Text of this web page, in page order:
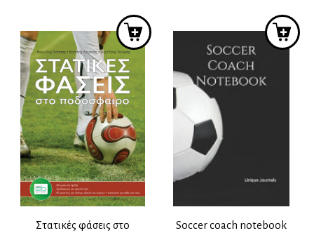
25,55 €.
τιμή
είναι:
23,00 €.
was:
30,00 €.
τιμή
είναι:
Στατικές φάσεις στο
Soccer coach notebook